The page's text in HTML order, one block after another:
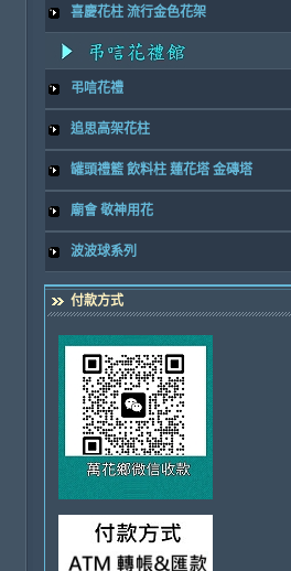
喜慶花柱 流行金色花架
弔唁花禮
追思高架花柱
罐頭禮籃 飲料柱 蓮花塔 金磚塔
廟會 敬神用花
波波球系列
付款方式